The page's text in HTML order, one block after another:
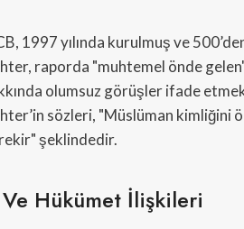
1997 yılında kurulmuş ve
raporda "muhtemel önde
olumsuz görüşler ifade
sözleri, "Müslüman kimliğini
şeklindedir.
Hükümet İlişkileri